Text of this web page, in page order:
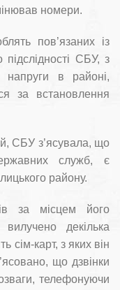
номери.
пов’язаних із
СБУ, з
напруги в районі,
за встановлення
СБУ з’ясувала, що
служб, є
району.
за місцем його
декілька
сім-карт, з яких він
що дзвінки
телефонуючи